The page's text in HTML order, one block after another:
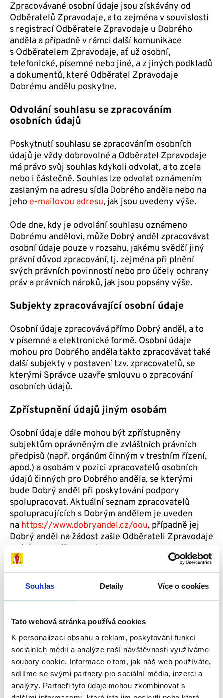
Souhlas Detaily Více o cookies
Tato webová stránka používá cookies
K personalizaci obsahu a reklam, poskytování funkcí
sociálních médií a analýze naší návštěvnosti využíváme
soubory cookie. Informace o tom, jak náš web používáte,
sdílíme se svými partnery pro sociální média, inzerci a
analýzy. Partneři tyto údaje mohou zkombinovat s
Zpracovávané osobní údaje jsou získávány od
Odběratelů Zpravodaje, a to zejména v souvislosti
s registrací Odběratele Zpravodaje u Dobrého
anděla a případně v rámci další komunikace
s Odběratelem Zpravodaje, ať už osobní,
telefonické, písemné nebo jiné, a z jiných podkladů
a dokumentů, které Odběratel Zpravodaje
Dobrému andělu poskytne.
Odvolání souhlasu se zpracováním
osobních údajů
Poskytnutí souhlasu se zpracováním osobních
údajů je vždy dobrovolné a Odběratel Zpravodaje
má právo svůj souhlas kdykoli odvolat, a to zcela
nebo i částečně. Souhlas lze odvolat oznámením
zaslaným na adresu sídla Dobrého anděla nebo na
jeho e-mailovou adresu, jak jsou uvedeny výše.
Ode dne, kdy je odvolání souhlasu oznámeno
Dobrému andělovi, může Dobrý anděl zpracovávat
osobní údaje pouze v rozsahu, jakému svědčí jiný
právní důvod zpracování, tj. zejména při plnění
svých právních povinností nebo pro účely ochrany
práv a právních nároků, jak jsou popsány výše.
Subjekty zpracovávající osobní údaje
Osobní údaje zpracovává přímo Dobrý anděl, a to
v písemné a elektronické formě. Osobní údaje
mohou pro Dobrého anděla takto zpracovávat také
další subjekty v postavení tzv. zpracovatelů, se
kterými Správce uzavře smlouvu o zpracování
osobních údajů.
Zpřístupnění údajů jiným osobám
Osobní údaje dále mohou být zpřístupněny
subjektům oprávněným dle zvláštních právních
předpisů (např. orgánům činným v trestním řízení,
apod.) a osobám v pozici zpracovatelů osobních
údajů činných pro Dobrého anděla, se kterými
bude Dobrý anděl při poskytování podpory
spolupracovat. Aktuální seznam zpracovatelů
spolupracujících s Dobrým andělem je uveden
na https://www.dobryandel.cz/oou, případně jej
Dobrý anděl na žádost zašle Odběrateli Zpravodaje
na jeho e-mailovou adresu.
Období, pro které subjekt souhlasí se
zpracováváním a doba uložení osobních
Souhlas se zpracováním se uděluje na celé období,
po které bude Odběratel zpravodaje mít zájem
dostávat o informace o činnosti Dobrého anděla.
Období, pro které je souhlas udělen, končí také
odvoláním souhlasu (viz také výše).
Osobní údaje budou zpracovány a uloženy po dobu,